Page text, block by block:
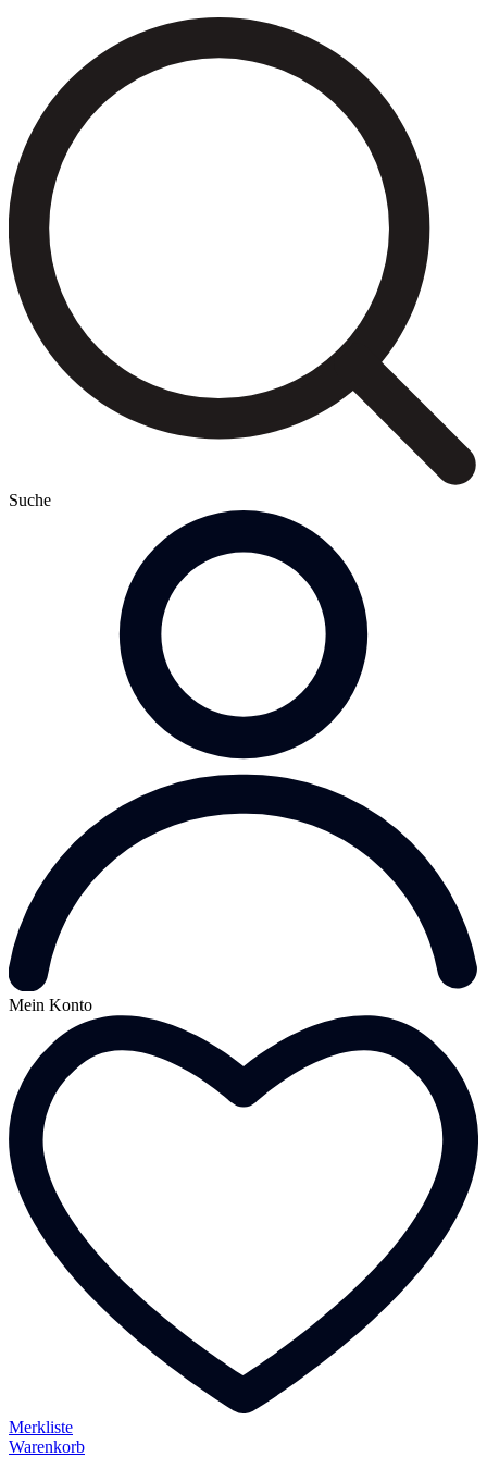
Suche
Mein Konto
Merkliste
Warenkorb